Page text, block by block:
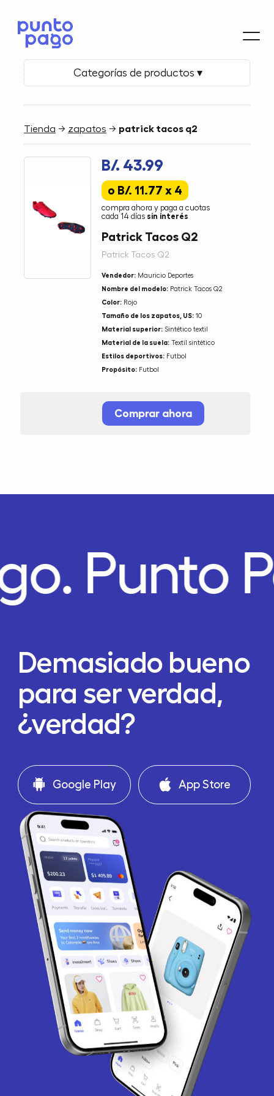
Categorías de productos ▾
Tienda → zapatos → patrick tacos q2
B/. 43.99
o B/. 11.77 x 4
compra ahora y paga a cuotas
cada 14 días sin interés
Patrick Tacos Q2
Patrick Tacos Q2
Vendedor: Mauricio Deportes
Nombre del modelo: Patrick Tacos Q2
Color: Rojo
Tamaño de los zapatos, US: 10
Material superior: Sintético textil
Material de la suela: Textil sintético
Estilos deportivos: Futbol
Propósito: Futbol
Comprar ahora
Punto
Demasiado bueno
para ser verdad,
¿verdad?
Google Play App Store